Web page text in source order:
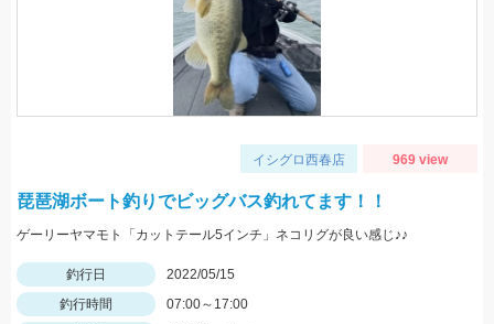
イシグロ西春店 969 view
琵琶湖ボート釣りでビッグバス釣れてます！！
ゲーリーヤマモト「カットテール5インチ」ネコリグが良い感じ♪♪
釣行日
2022/05/15
釣行時間
07:00～17:00